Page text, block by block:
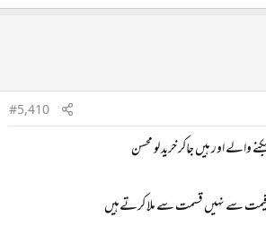
#5,410
والے اور ہیں جاکر خرید لو محسن
سے نہیں قسمت سے ملا کرتےہیں